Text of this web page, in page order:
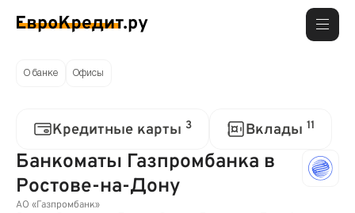
О банке Офисы
Кредитные карты 3 Вклады 11
Банкоматы Газпромбанка в
Ростове-на-Дону
АО «Газпромбанк»